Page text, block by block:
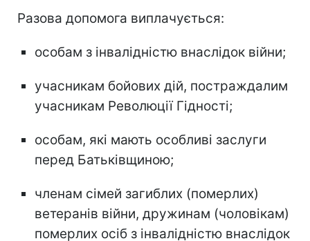
Разова допомога виплачується:
особам з інвалідністю внаслідок війни;
учасникам бойових дій, постраждалим
учасникам Революції Гідності;
особам, які мають особливі заслуги
перед Батьківщиною;
членам сімей загиблих (померлих)
ветеранів війни, дружинам (чоловікам)
померлих осіб з інвалідністю внаслідок